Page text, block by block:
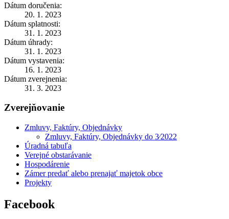
Dátum doručenia:
20. 1. 2023
Dátum splatnosti:
31. 1. 2023
Dátum úhrady:
31. 1. 2023
Dátum vystavenia:
16. 1. 2023
Dátum zverejnenia:
31. 3. 2023
Zverejňovanie
Zmluvy, Faktúry, Objednávky
Zmluvy, Faktúry, Objednávky do 3⁄2022
Úradná tabuľa
Verejné obstarávanie
Hospodárenie
Zámer predať alebo prenajať majetok obce
Projekty
Facebook